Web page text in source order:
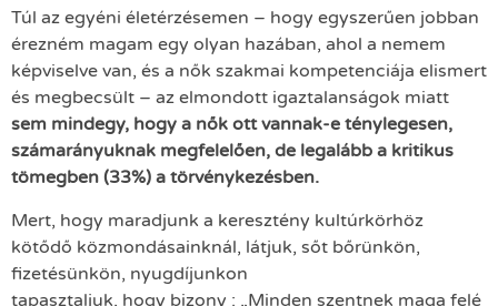
Túl az egyéni életérzésemen – hogy egyszerűen jobban
érezném magam egy olyan hazában, ahol a nemem
képviselve van, és a nők szakmai kompetenciája elismert
és megbecsült – az elmondott igaztalanságok miatt
sem mindegy, hogy a nők ott vannak-e ténylegesen,
számarányuknak megfelelően, de legalább a kritikus
tömegben (33%) a törvénykezésben.
Mert, hogy maradjunk a keresztény kultúrkörhöz
kötődő közmondásainknál, látjuk, sőt bőrünkön,
fizetésünkön, nyugdíjunkon
tapasztaljuk, hogy bizony : „Minden szentnek maga felé